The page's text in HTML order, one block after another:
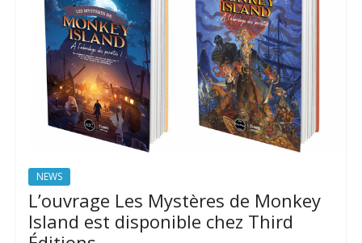
NEWS
L’ouvrage Les Mystères de Monkey
Island est disponible chez Third